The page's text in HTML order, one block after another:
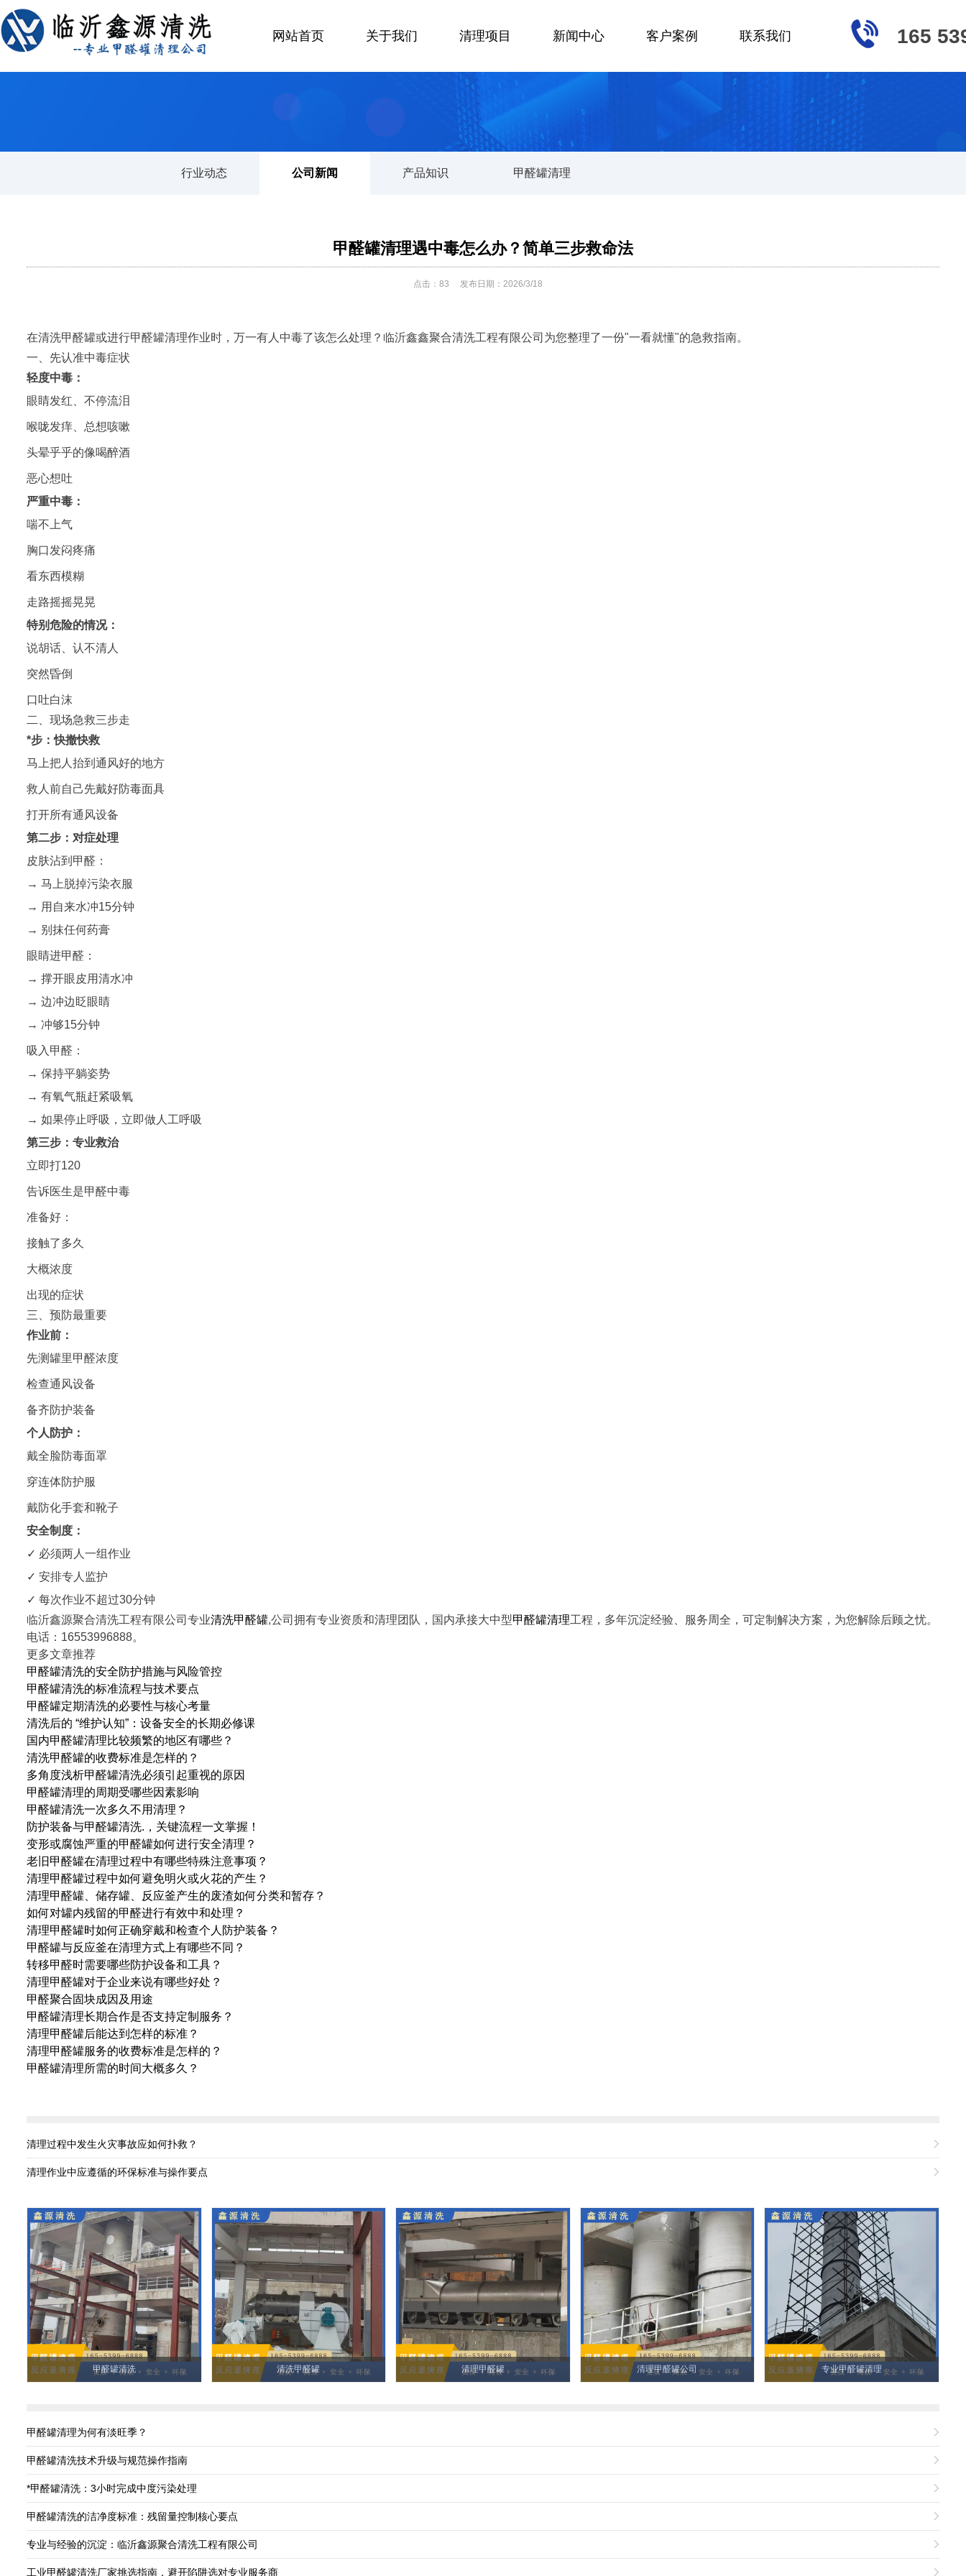
网站首页 关于我们 清理项目 新闻中心 客户案例 联系我们 165
首页 行业动态
行业动态 公司新闻 产品知识 甲醛罐清理
甲醛罐清理遇中毒怎么办？简单三步救命法
点击： 83 发布日期：2026/3/18
在清洗甲醛罐或进行甲醛罐清理作业时，万一有人中毒了该怎么处理？临沂鑫鑫聚合清洗工程有限公司为您整理了一份"一看就懂"的急救指南。
一、先认准中毒症状
轻度中毒：
眼睛发红、不停流泪
喉咙发痒、总想咳嗽
头晕乎乎的像喝醉酒
恶心想吐
严重中毒：
喘不上气
胸口发闷疼痛
看东西模糊
走路摇摇晃晃
特别危险的情况：
说胡话、认不清人
突然昏倒
口吐白沫
二、现场急救三步走
*步：快撤快救
马上把人抬到通风好的地方
救人前自己先戴好防毒面具
打开所有通风设备
第二步：对症处理
皮肤沾到甲醛：
→ 马上脱掉污染衣服
→ 用自来水冲15分钟
→ 别抹任何药膏
眼睛进甲醛：
→ 撑开眼皮用清水冲
→ 边冲边眨眼睛
→ 冲够15分钟
吸入甲醛：
→ 保持平躺姿势
→ 有氧气瓶赶紧吸氧
→ 如果停止呼吸，立即做人工呼吸
第三步：专业救治
立即打120
告诉医生是甲醛中毒
准备好：
接触了多久
大概浓度
出现的症状
三、预防最重要
作业前：
先测罐里甲醛浓度
检查通风设备
备齐防护装备
个人防护：
戴全脸防毒面罩
穿连体防护服
戴防化手套和靴子
安全制度：
✓ 必须两人一组作业
✓ 安排专人监护
✓ 每次作业不超过30分钟
临沂鑫源聚合清洗工程有限公司专业清洗甲醛罐,公司拥有专业资质和清理团队，国内承接大中型甲醛罐清理工程，多年沉淀经验、服务周全，可定制解决方案，为您解除后顾之忧。
电话：16553996888。
更多文章推荐
甲醛罐清洗的安全防护措施与风险管控
甲醛罐清洗的标准流程与技术要点
甲醛罐定期清洗的必要性与核心考量
清洗后的 “维护认知”：设备安全的长期必修课
国内甲醛罐清理比较频繁的地区有哪些？
清洗甲醛罐的收费标准是怎样的？
多角度浅析甲醛罐清洗必须引起重视的原因
甲醛罐清理的周期受哪些因素影响
甲醛罐清洗一次多久不用清理？
防护装备与甲醛罐清洗.，关键流程一文掌握！
变形或腐蚀严重的甲醛罐如何进行安全清理？
老旧甲醛罐在清理过程中有哪些特殊注意事项？
清理甲醛罐过程中如何避免明火或火花的产生？
清理甲醛罐、储存罐、反应釜产生的废渣如何分类和暂存？
如何对罐内残留的甲醛进行有效中和处理？
清理甲醛罐时如何正确穿戴和检查个人防护装备？
甲醛罐与反应釜在清理方式上有哪些不同？
转移甲醛时需要哪些防护设备和工具？
清理甲醛罐对于企业来说有哪些好处？
甲醛聚合固块成因及用途
甲醛罐清理长期合作是否支持定制服务？
清理甲醛罐后能达到怎样的标准？
清理甲醛罐服务的收费标准是怎样的？
甲醛罐清理所需的时间大概多久？
清理过程中发生火灾事故应如何扑救？
清理作业中应遵循的环保标准与操作要点
甲醛罐清洗 清洗甲醛罐 清理甲醛罐 清理甲醛罐公司 专业甲醛罐清理
甲醛罐清理为何有淡旺季？
甲醛罐清洗技术升级与规范操作指南
*甲醛罐清洗：3小时完成中度污染处理
甲醛罐清洗的洁净度标准：残留量控制核心要点
专业与经验的沉淀：临沂鑫源聚合清洗工程有限公司
工业甲醛罐清洗厂家挑选指南，避开陷阱选对专业服务商